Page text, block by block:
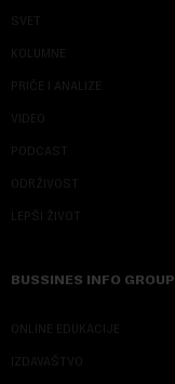
SVET
KOLUMNE
PRIČE I ANALIZE
VIDEO
PODCAST
ODRŽIVOST
LEPŠI ŽIVOT
BUSSINES INFO GROUP
ONLINE EDUKACIJE
IZDAVAŠTVO